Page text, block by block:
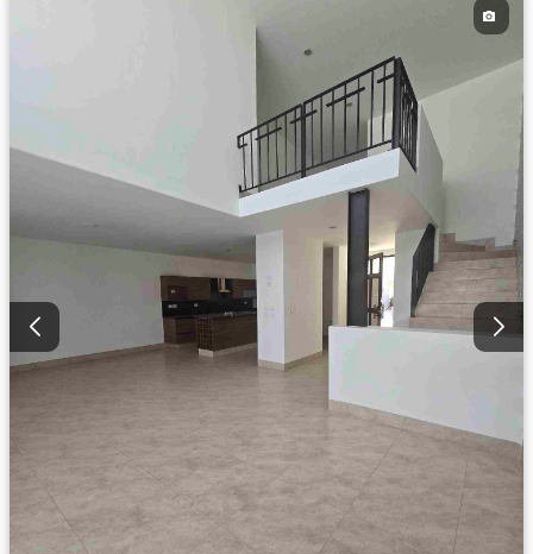
Recámara con closet
Caseta de vigilancia
Permite niños